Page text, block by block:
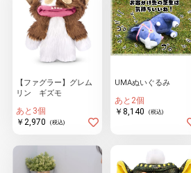
【ファグラー】グレム
リン ギズモ
あと3個
￥2,970
(税込)
UMAぬいぐるみ
あと2個
￥8,140
(税込)